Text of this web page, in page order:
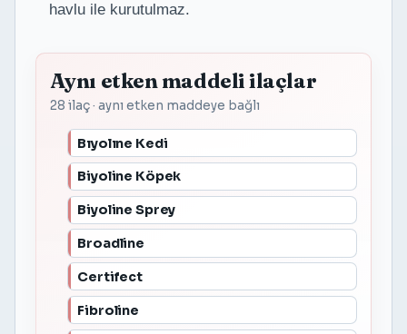
havlu ile kurutulmaz.
Aynı etken maddeli ilaçlar
28 ilaç · aynı etken maddeye bağlı
Bıyolıne Kedi
Biyoline Köpek
Biyoline Sprey
Broadline
Certifect
Fibroline